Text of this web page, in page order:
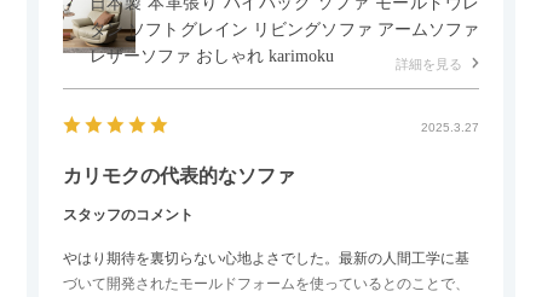
タン ソフトグレイン リビングソファ アームソファ
レザーソファ おしゃれ karimoku
詳細を見る
2025.3.27
カリモクの代表的なソファ
スタッフのコメント
やはり期待を裏切らない心地よさでした。最新の人間工学に基
づいて開発されたモールドフォームを使っているとのことで、